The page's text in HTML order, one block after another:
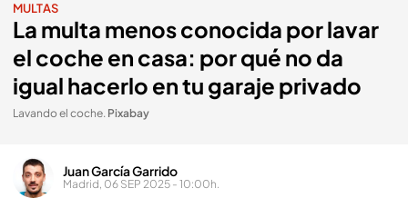
MULTAS
La multa menos conocida por lavar
el coche en casa: por qué no da
igual hacerlo en tu garaje privado
Lavando el coche. Pixabay
Juan García Garrido
Madrid, 06 SEP 2025 - 10:00h.